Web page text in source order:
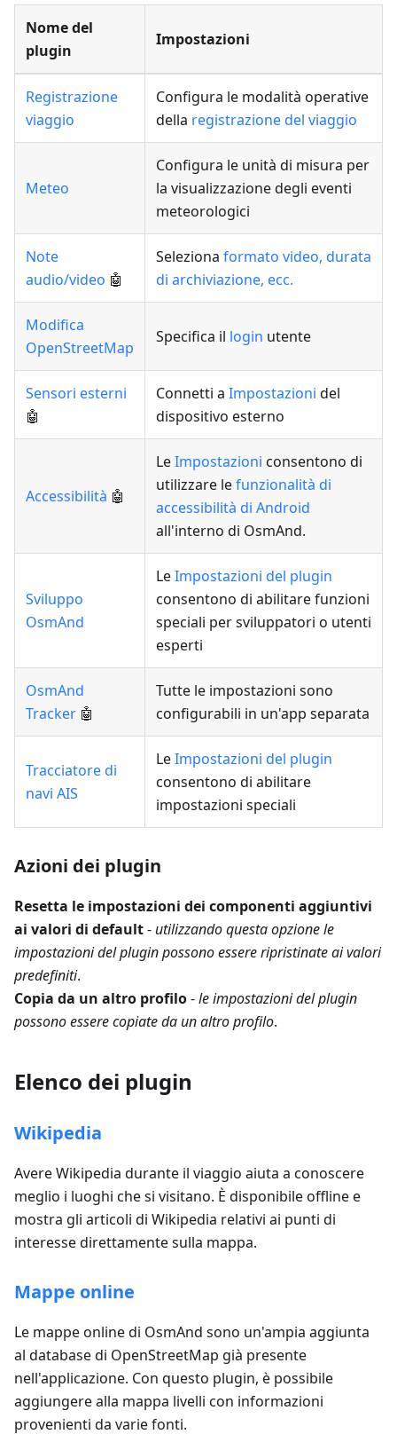
Nome del
plugin
Impostazioni
Registrazione
viaggio
Configura le modalità operative
della registrazione del viaggio
Meteo
Configura le unità di misura per
la visualizzazione degli eventi
meteorologici
Note
audio/video 🤖
Seleziona formato video, durata
di archiviazione, ecc.
Modifica
OpenStreetMap
Specifica il login utente
Sensori esterni
🤖
Connetti a Impostazioni del
dispositivo esterno
Accessibilità 🤖
LeImpostazioni consentono di
utilizzare lefunzionalità di
accessibilità di Android
all'interno di OsmAnd.
Sviluppo
OsmAnd
LeImpostazioni del plugin
consentono di abilitare funzioni
speciali per sviluppatori o utenti
esperti
OsmAnd
Tracker 🤖
Tutte le impostazioni sono
configurabili in un'app separata
Tracciatore di
navi AIS
LeImpostazioni del plugin
consentono di abilitare
impostazioni speciali
Azioni dei plugin
Resetta le impostazioni dei componenti aggiuntivi
ai valori di default- utilizzando questa opzione le
impostazioni del plugin possono essere ripristinate ai valori
predefiniti.
Copia da un altro profilo-le impostazioni del plugin
possono essere copiate da un altro profilo.
Elenco dei plugin
Wikipedia
Avere Wikipedia durante il viaggio aiuta a conoscere
meglio i luoghi che si visitano. È disponibile offline e
mostra gli articoli di Wikipedia relativi ai punti di
interesse direttamente sulla mappa.
Mappe online
Le mappe online di OsmAnd sono un'ampia aggiunta
al database di OpenStreetMap già presente
nell'applicazione. Con questo plugin, è possibile
aggiungere alla mappa livelli con informazioni
provenienti da varie fonti.